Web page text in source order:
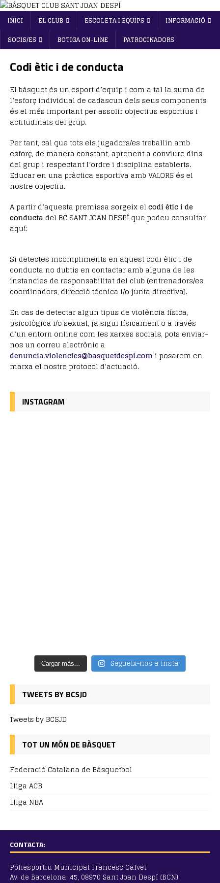
INICI EL CLUB ESCOLETA I EQUIPS
INFORMACIÓ
SOCIS/ES
BOTIGA ON-LINE PATROCINADORS
Codi ètic i de conducta
El bàsquet és un esport d’equip i com a tal la suma de
l’esforç individual de cadascun dels seus components
és el més important per assolir objectius esportius i
actitudinals del grup.
Per tant, cal que tots els jugadors/es treballin amb
esforç, de manera constant, aprenent a conviure dins
del grup i respectant l’ordre i disciplina establerts.
Educar en una pràctica esportiva amb VALORS és el
nostre objectiu.
A partir d’aquesta premissa sorgeix el codi ètic i de
conducta del BC SANT JOAN DESPÍ que podeu consultar
aquí:
Si detectes incompliments en aquest codi ètic i de
conducta no dubtis en contactar amb alguna de les
instancies de responsabilitat del club (entrenadors/es,
coordinadors, direcció tècnica i/o junta directiva).
En cas de detectar algun tipus de violència física,
psicològica i/o sexual, ja sigui físicament o a través
d’un entorn online com les xarxes socials, pots enviar-
nos un correu electrònic a
denuncia.violencies@basquetdespi.com i posarem en
marxa el nostre protocol d’actuació.
INSTAGRAM
Cargar más... Segueix-nos a insta
TWEETS BY BCSJD
Tweets by BCSJD
TOT UN MÓN DE BÀSQUET
Federació Catalana de Bàsquetbol
Lliga ACB
Lliga NBA
CONTACTA:
Poliesportiu Municipal Francesc Calvet
Av. de Barcelona, 45, 08970 Sant Joan Despí (BCN)